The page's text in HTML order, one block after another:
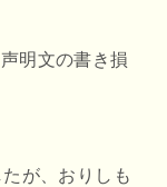
明文の書き損
が、おりしも